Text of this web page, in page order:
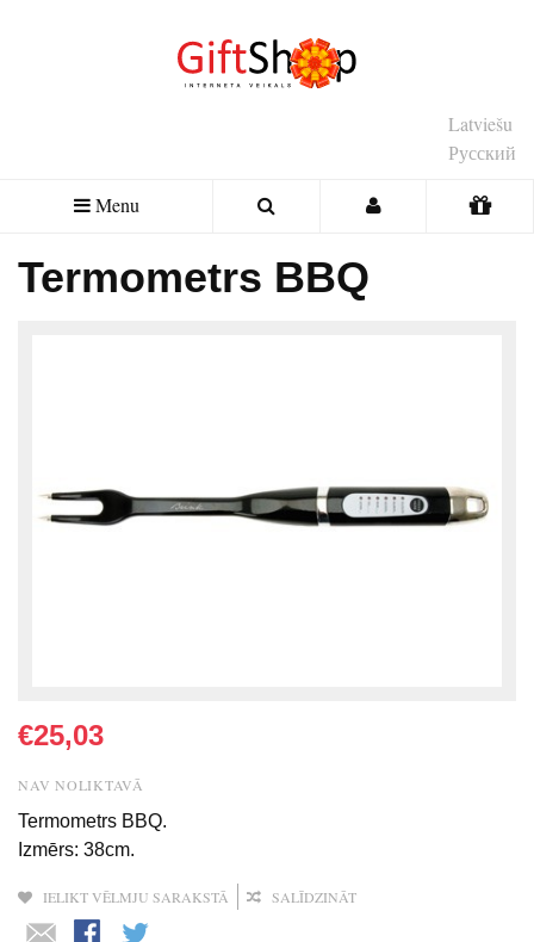
Latviešu
Русский
Menu
Termometrs BBQ
€25,03
NAV NOLIKTAVĀ
Termometrs BBQ.
Izmērs: 38cm.
IELIKT VĒLMJU SARAKSTĀ SALĪDZINĀT